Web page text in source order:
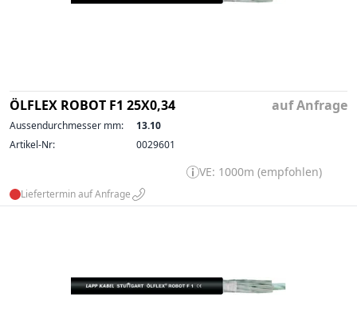
ÖLFLEX ROBOT F1 25X0,34 auf Anfrage
Aussendurchmesser mm:
13.10
Artikel-Nr:
0029601
VE: 1000m (empfohlen)
Liefertermin auf Anfrage